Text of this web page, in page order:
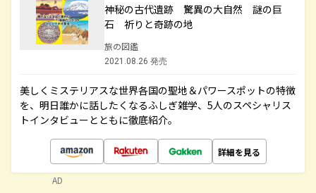
神秘の古代遺跡 驚異の大自然 謎の巨
石 祈りと奇跡の地
旅の図鑑
2021.08.26 発売
美しくミステリアスな世界各国の聖地＆パワースポットの特徴
を、明日誰かに話したくなるふしぎ雑学、5人のスペシャリス
トインタビューとともに徹底紹介。
詳細を見る
AD